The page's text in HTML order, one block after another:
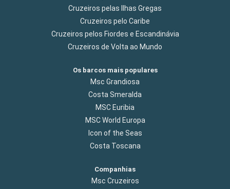
Cruzeiros pelas Ilhas Gregas
Cruzeiros pelo Caribe
Cruzeiros pelos Fiordes e Escandinávia
Cruzeiros de Volta ao Mundo
Os barcos mais populares
Msc Grandiosa
Costa Smeralda
MSC Euribia
MSC World Europa
Icon of the Seas
Costa Toscana
Companhias
Msc Cruzeiros